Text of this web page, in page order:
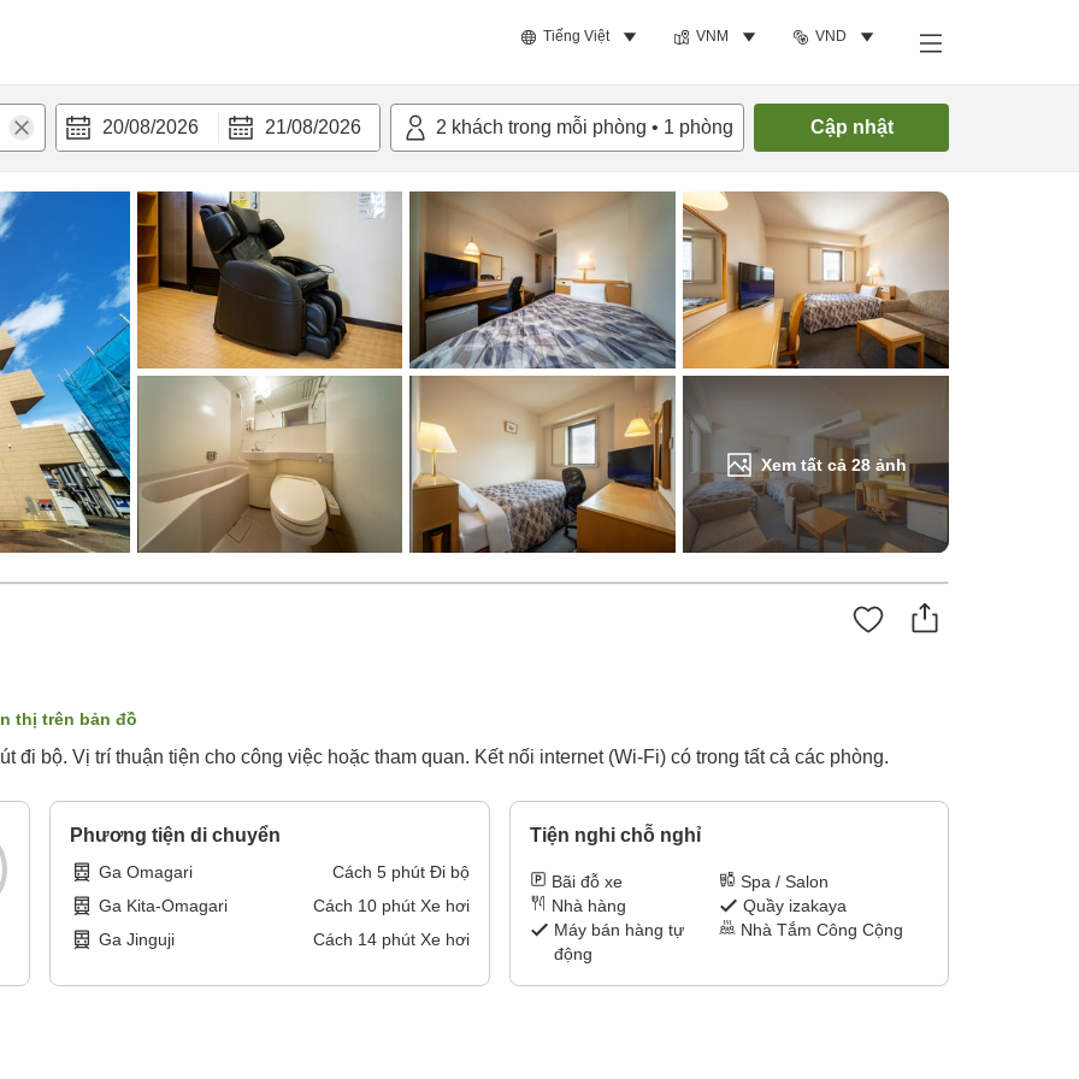
Tiếng Việt VNM VND
20/08/2026 21/08/2026 2 khách trong mỗi phòng • 1 phòng Cập nhật
Xem tất cả28 ảnh
bật Tiện nghi Tìm phòng trống
thị trên bản đồ
đi bộ. Vị trí thuận tiện cho công việc hoặc tham quan. Kết nối internet (Wi-Fi) có trong tất cả các phòng.
Phương tiện di chuyển
Ga Omagari Cách 5phút Đi bộ
Ga Kita-Omagari
Cách 10phút Xe hơi
Ga Jinguji
Cách 14phút Xe hơi
Tiện nghi chỗ nghỉ
Bãi đỗ xe
Spa / Salon
Nhà hàng
Quầy izakaya
Máy bán hàng tự
động
Nhà Tắm Công Cộng